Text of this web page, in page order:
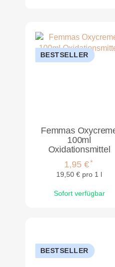
BESTSELLER
Femmas
100ml
Oxidationsmittel
1,95 €*
19,50 € pro 1 l
Sofort verfügbar
BESTSELLER